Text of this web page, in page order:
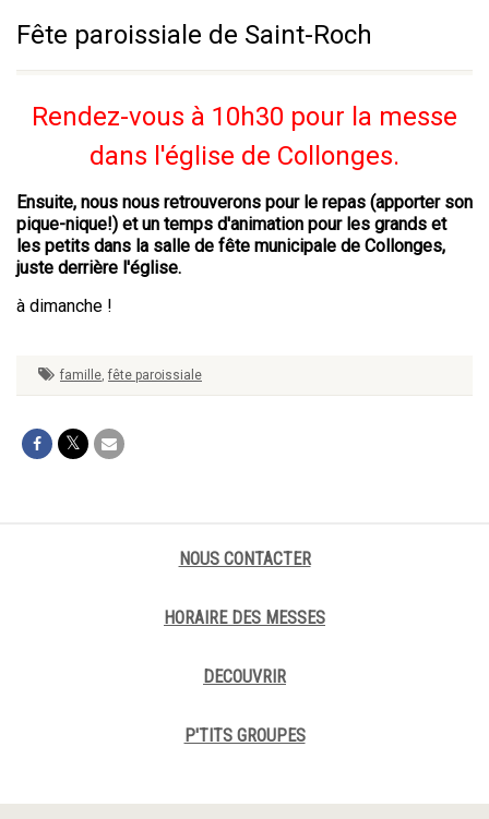
Fête paroissiale de Saint-Roch
Rendez-vous à 10h30 pour la messe
dans l'église de Collonges.
Ensuite, nous nous retrouverons pour le repas (apporter son
pique-nique!) et un temps d'animation pour les grands et
les petits dans la salle de fête municipale de Collonges,
juste derrière l'église.
à dimanche !
famille, fête paroissiale
NOUS CONTACTER
HORAIRE DES MESSES
DECOUVRIR
P'TITS GROUPES